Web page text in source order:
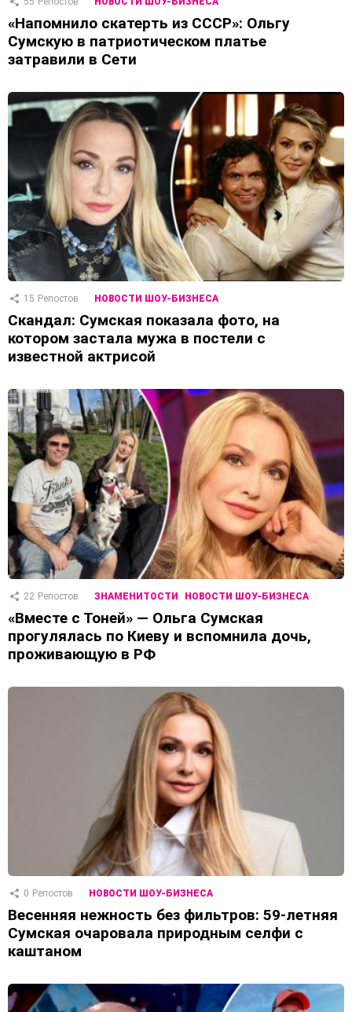
«Напомнило скатерть из СССР»: Ольгу
Сумскую в патриотическом платье
затравили в Сети
15 Репостов НОВОСТИ ШОУ-БИЗНЕСА
Скандал: Сумская показала фото, на
котором застала мужа в постели с
известной актрисой
22 Репостов ЗНАМЕНИТОСТИ НОВОСТИ ШОУ-БИЗНЕСА
«Вместе с Тоней» — Ольга Сумская
прогулялась по Киеву и вспомнила дочь,
проживающую в РФ
0 Репостов НОВОСТИ ШОУ-БИЗНЕСА
Весенняя нежность без фильтров: 59-летняя
Сумская очаровала природным селфи с
каштаном